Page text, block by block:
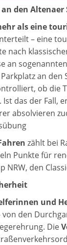
den Altenaer
als eine
– eine
nach
an
an
ob die
das der Fall,
absolvieren
zählt bei
Punkte für
NRW, den
und
von den
Die